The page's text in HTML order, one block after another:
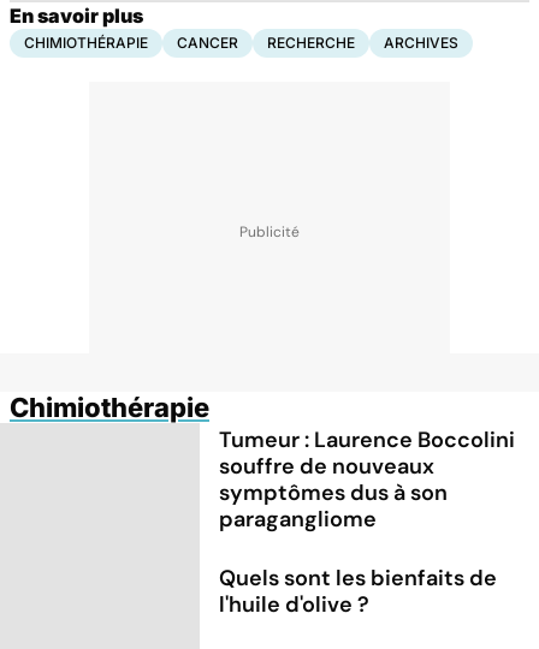
En savoir plus
CHIMIOTHÉRAPIE CANCER RECHERCHE ARCHIVES
Chimiothérapie
Tumeur : Laurence Boccolini
souffre de nouveaux
symptômes dus à son
paragangliome
Quels sont les bienfaits de
l'huile d'olive ?